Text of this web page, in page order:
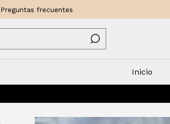
Preguntas frecuentes
Inicio